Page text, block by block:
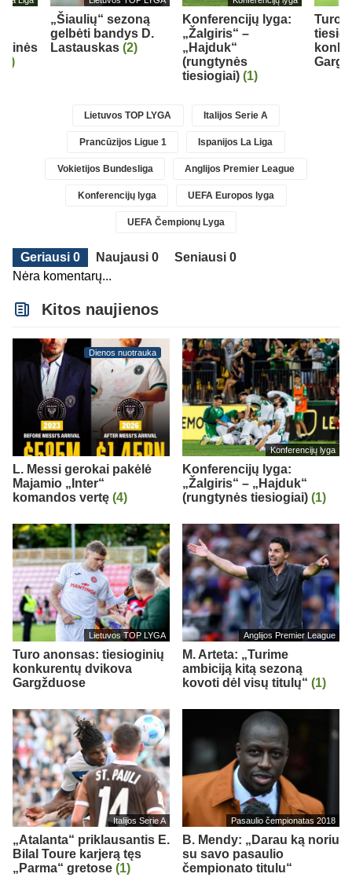
(1)
„Šiaulių“ sezoną
gelbėti bandys D.
Lastauskas (2)
Konferencijų lyga:
„Žalgiris“ –
„Hajduk“
(rungtynės
tiesiogiai) (1)
Turo
Lietuvos TOP LYGA Italijos Serie A
Prancūzijos Ligue 1 Ispanijos La Liga
Vokietijos Bundesliga Anglijos Premier League
Konferencijų lyga UEFA Europos lyga
UEFA Čempionų Lyga
Geriausi 0 Naujausi 0
Seniausi 0
Nėra komentarų...
Kitos naujienos
Dienos nuotrauka
L. Messi gerokai pakėlė
Majamio „Inter“
komandos vertę (4)
Konferencijų lyga
Konferencijų lyga:
„Žalgiris“ – „Hajduk“
(rungtynės tiesiogiai) (1)
Lietuvos TOP LYGA
Turo anonsas: tiesioginių
konkurentų dvikova
Gargžduose
Anglijos Premier League
M. Arteta: „Turime
ambiciją kitą sezoną
kovoti dėl visų titulų“ (1)
Italijos Serie A
„Atalanta“ priklausantis E.
Bilal Toure karjerą tęs
„Parma“ gretose (1)
Pasaulio čempionatas 2018
B. Mendy: „Darau ką noriu
su savo pasaulio
čempionato titulu“